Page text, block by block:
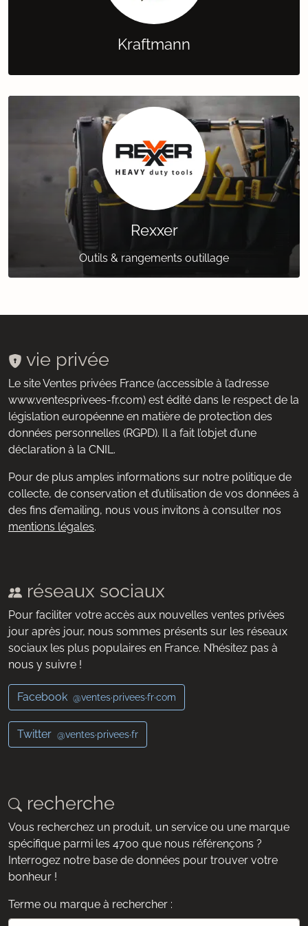
Kraftmann
Rexxer
Outils & rangements outillage
vie privée
Le site Ventes privées France (accessible à l’adresse
www.ventesprivees-fr.com) est édité dans le respect de la
législation européenne en matière de protection des
données personnelles (RGPD). Il a fait l’objet d’une
déclaration à la CNIL.
Pour de plus amples informations sur notre politique de
collecte, de conservation et d’utilisation de vos données à
des fins d’emailing, nous vous invitons à consulter nos
mentions légales.
réseaux sociaux
Pour faciliter votre accès aux nouvelles ventes privées
jour après jour, nous sommes présents sur les réseaux
sociaux les plus populaires en France. N’hésitez pas à
nous y suivre !
Facebook @ventes·privees·fr·com
Twitter @ventes·privees·fr
recherche
Vous recherchez un produit, un service ou une marque
spécifique parmi les 4700 que nous référençons ?
Interrogez notre base de données pour trouver votre
bonheur !
Terme ou marque à rechercher :